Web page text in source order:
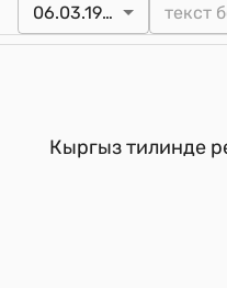
06.03.1996
Кыргыз тилинде